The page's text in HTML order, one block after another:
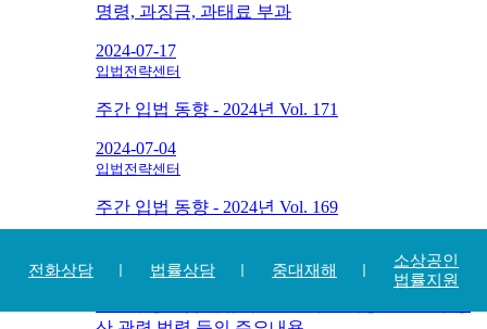
전화상담 법률상담 중대재해
소상공인
법률지원
명령, 과징금, 과태료 부과
2024-07-17
입법전략센터
주간 입법 동향 - 2024년 Vol. 171
2024-07-04
입법전략센터
주간 입법 동향 - 2024년 Vol. 169
건설/부동산